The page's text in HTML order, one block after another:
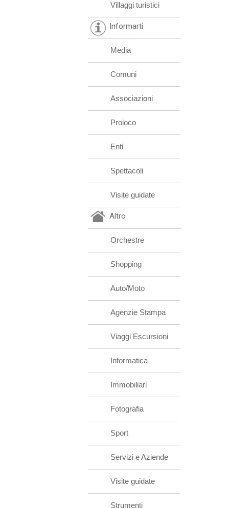
Villaggi turistici
Informarti
Media
Comuni
Associazioni
Proloco
Enti
Spettacoli
Visite guidate
Altro
Orchestre
Shopping
Auto/Moto
Agenzie Stampa
Viaggi Escursioni
Informatica
Immobiliari
Fotografia
Sport
Servizi e Aziende
Visite guidate
Strumenti